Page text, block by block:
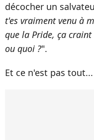
décocher un
t'es vraiment venu à
que la Pride, ça
ou quoi ?".
Et ce n'est pas tout...